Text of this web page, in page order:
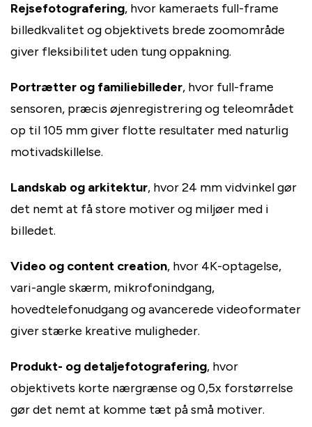
Rejsefotografering, hvor kameraets full-frame
billedkvalitet og objektivets brede zoomområde
giver fleksibilitet uden tung oppakning.
Portrætter og familiebilleder, hvor full-frame
sensoren, præcis øjenregistrering og teleområdet
op til 105 mm giver flotte resultater med naturlig
motivadskillelse.
Landskab og arkitektur, hvor 24 mm vidvinkel gør
det nemt at få store motiver og miljøer med i
billedet.
Video og content creation, hvor 4K-optagelse,
vari-angle skærm, mikrofonindgang,
hovedtelefonudgang og avancerede videoformater
giver stærke kreative muligheder.
Produkt- og detaljefotografering, hvor
objektivets korte nærgrænse og 0,5x forstørrelse
gør det nemt at komme tæt på små motiver.